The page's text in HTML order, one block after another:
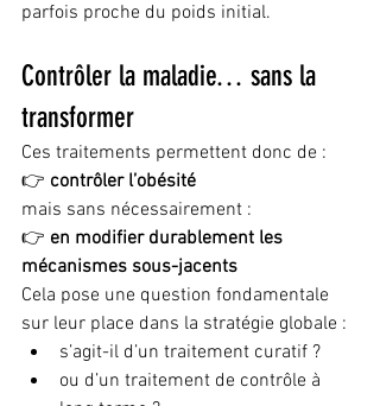
parfois proche du poids initial.
Contrôler la maladie… sans la
transformer
Ces traitements permettent donc de :
👉 contrôler l’obésité
mais sans nécessairement :
👉 en modifier durablement les
mécanismes sous-jacents
Cela pose une question fondamentale
sur leur place dans la stratégie globale :
s’agit-il d’un traitement curatif ?
ou d’un traitement de contrôle à